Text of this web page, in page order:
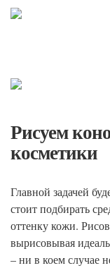
Рисуем
косметики
Главной задачей
стоит подбирать
оттенку кожи.
вырисовывая
– ни в коем случае